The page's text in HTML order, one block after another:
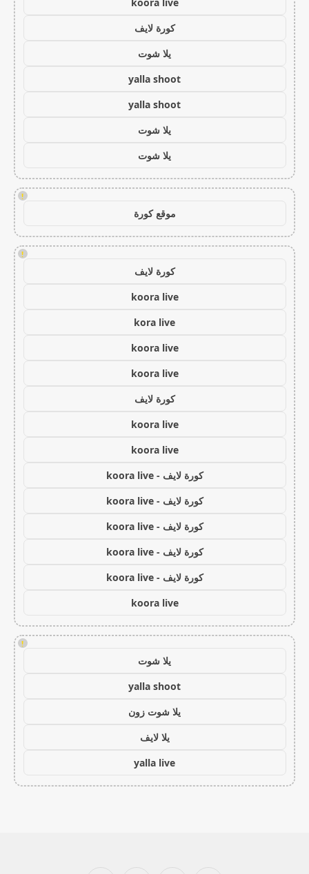
كورة لايف
يلا شوت
yalla shoot
yalla shoot
يلا شوت
يلا شوت
!
موقع كورة
!
كورة لايف
koora live
kora live
koora live
koora live
كورة لايف
koora live
koora live
كورة لايف - koora live
كورة لايف - koora live
كورة لايف - koora live
كورة لايف - koora live
كورة لايف - koora live
koora live
!
يلا شوت
yalla shoot
يلا شوت زون
يلا لايف
yalla live